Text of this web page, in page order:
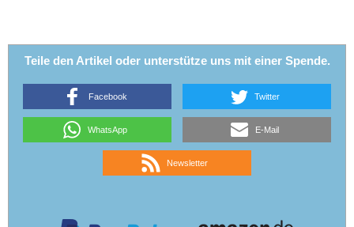
Teile den Artikel oder unterstütze uns mit einer Spende.
Facebook Twitter
WhatsApp E-Mail
Newsletter